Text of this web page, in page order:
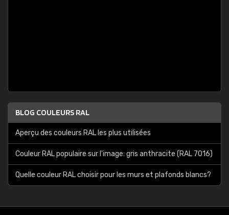
BLOG COULEURS RAL
Aperçu des couleurs RAL les plus utilisées
Couleur RAL populaire sur l'image: gris anthracite (RAL 7016)
Quelle couleur RAL choisir pour les murs et plafonds blancs?